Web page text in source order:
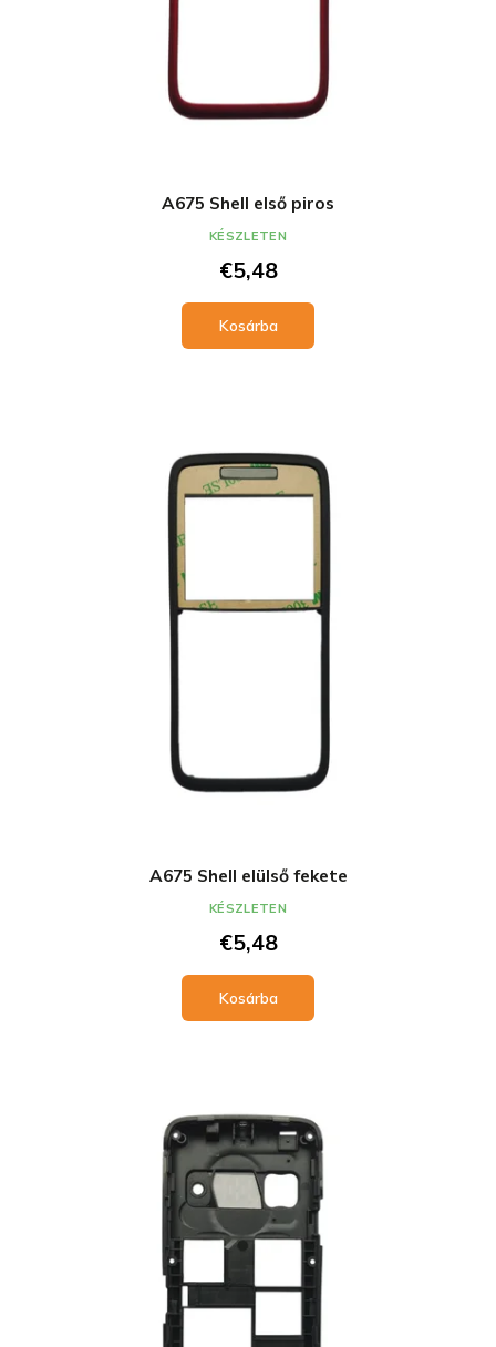
A675 Shell első piros
€5,48
Kosárba
KÉSZLETEN
A675 Shell elülső fekete
€5,48
Kosárba
KÉSZLETEN